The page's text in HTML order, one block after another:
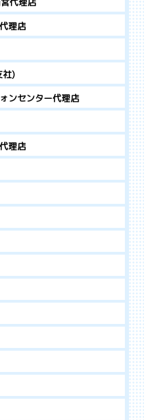
理店
社)
ンセンター代理店
理店